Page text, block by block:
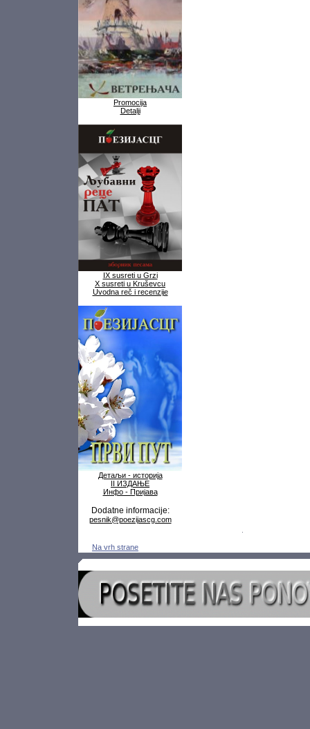
Promocija
Detalji
IX susreti u Grzi
X susreti u Kruševcu
Uvodna reč i recenzije
Детаљи - историја
II ИЗДАЊЕ
Инфо - Пријава
Dodatne informacije:
pesnik@poezijascg.com
Na vrh strane